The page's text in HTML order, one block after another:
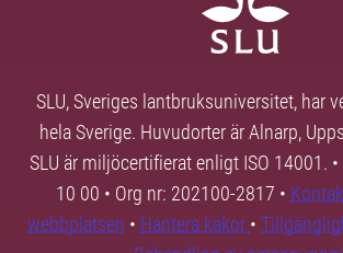
SLU, Sveriges lantbruksuniversitet, har
hela Sverige. Huvudorter är Alnarp,
SLU är miljöcertifierat enligt ISO 14001.
10 00 • Org nr: 202100-2817 •
webbplatsen • Hantera kakor •